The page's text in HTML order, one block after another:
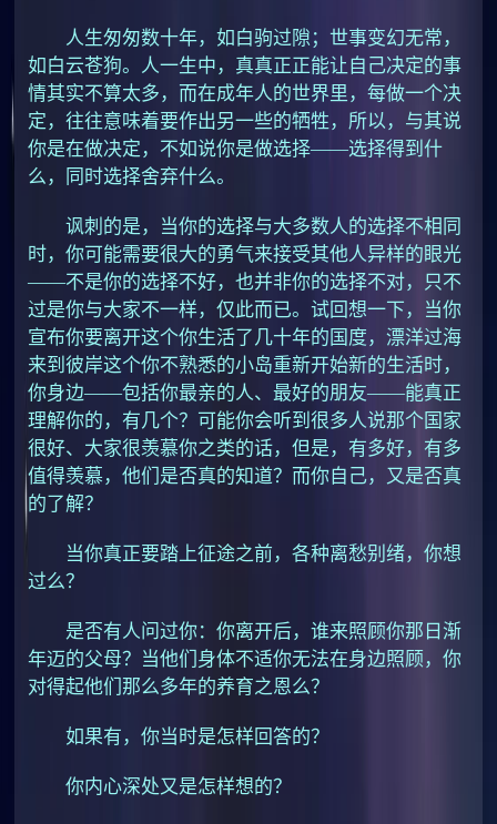
人生匆匆数十年，如白驹过隙；世事变幻无常，
如白云苍狗。人一生中，真真正正能让自己决定的事
情其实不算太多，而在成年人的世界里，每做一个决
定，往往意味着要作出另一些的牺牲，所以，与其说
你是在做决定，不如说你是做选择——选择得到什
么，同时选择舍弃什么。
讽刺的是，当你的选择与大多数人的选择不相同
时，你可能需要很大的勇气来接受其他人异样的眼光
——不是你的选择不好，也并非你的选择不对，只不
过是你与大家不一样，仅此而已。试回想一下，当你
宣布你要离开这个你生活了几十年的国度，漂洋过海
来到彼岸这个你不熟悉的小岛重新开始新的生活时，
你身边——包括你最亲的人、最好的朋友——能真正
理解你的，有几个？可能你会听到很多人说那个国家
很好、大家很羡慕你之类的话，但是，有多好，有多
值得羡慕，他们是否真的知道？而你自己，又是否真
的了解？
当你真正要踏上征途之前，各种离愁别绪，你想
过么？
是否有人问过你：你离开后，谁来照顾你那日渐
年迈的父母？当他们身体不适你无法在身边照顾，你
对得起他们那么多年的养育之恩么？
如果有，你当时是怎样回答的？
你内心深处又是怎样想的？